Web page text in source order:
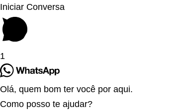
Iniciar Conversa
1
Olá, quem bom ter você por aqui.
Como posso te ajudar?